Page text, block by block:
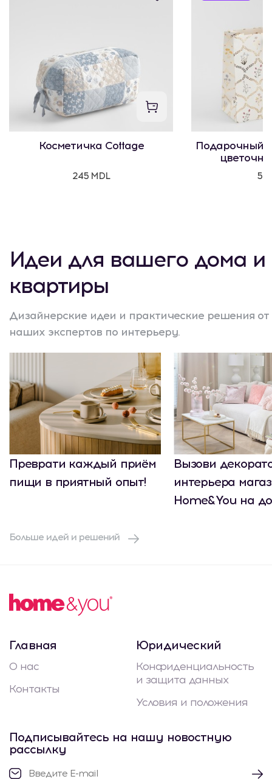
Косметичка Cottage
245 MDL
Подарочный
50
Идеи для вашего дома и
квартиры
Дизайнерские идеи и практические решения от
наших экспертов по интерьеру.
Преврати каждый приём
пищи в приятный опыт!
Вызови
интерьера
Home&You на
Больше идей и решений
Главная
О нас
Контакты
Юридический
Конфиденциальность
и защита данных
Условия и положения
Подписывайтесь на нашу новостную
рассылку